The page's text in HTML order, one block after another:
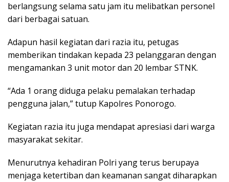
berlangsung selama satu jam itu melibatkan personel
dari berbagai satuan.
Adapun hasil kegiatan dari razia itu, petugas
memberikan tindakan kepada 23 pelanggaran dengan
mengamankan 3 unit motor dan 20 lembar STNK.
“Ada 1 orang diduga pelaku pemalakan terhadap
pengguna jalan,” tutup Kapolres Ponorogo.
Kegiatan razia itu juga mendapat apresiasi dari warga
masyarakat sekitar.
Menurutnya kehadiran Polri yang terus berupaya
menjaga ketertiban dan keamanan sangat diharapkan